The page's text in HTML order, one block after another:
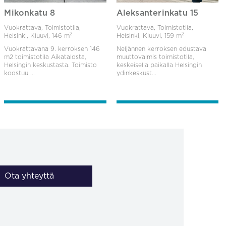
Mikonkatu 8
Vuokrattava, Toimistotila,
Helsinki, Kluuvi,146 m2
Vuokrattavana 9. kerroksen 146
m2 toimistotila Aikatalosta,
Helsingin keskustasta. Toimisto
koostuu ...
Aleksanterinkatu 15
Vuokrattava, Toimistotila,
Helsinki, Kluuvi, 159 m2
Neljännen kerroksen edustava
muuttovalmis toimistotila,
keskeisellä paikalla Helsingin
ydinkeskust...
Ota yhteyttä